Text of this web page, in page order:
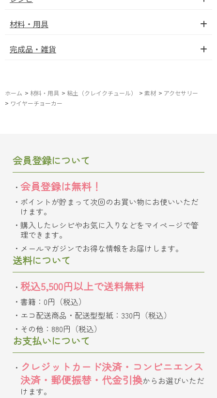
材料・用具
完成品・雑貨
ホーム > 材料・用具 > 粘土（クレイクチュール） > 素材 > アクセサリー
> ワイヤーチョーカー
会員登録について
会員登録は無料！
ポイントが貯まって次回のお買い物にお使いいただ
けます。
購入したレシピやお気に入りなどをマイページで管
理できます。
メールマガジンでお得な情報をお届けします。
送料について
税込5,500円以上で送料無料
書籍：0円（税込）
エコ配送商品・配送型型紙：330円（税込）
その他：880円（税込）
お支払いについて
クレジットカード決済・コンビニエンス
決済・郵便振替・代金引換からお選びいただ
けます。